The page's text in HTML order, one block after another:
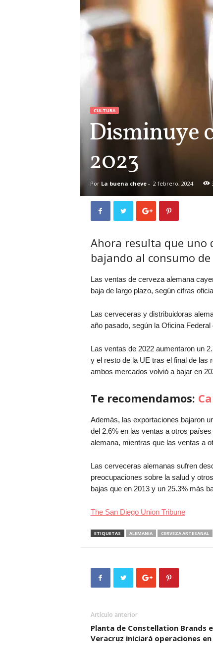
CULTURA
Disminuye
2023
Por La buena cheve- 2 febrero, 2024
Ahora resulta que uno
bajando al consumo
Las ventas de cerveza alemana
baja de largo plazo, según cifras
Las cerveceras y distribuidoras
año pasado, según la Oficina
Las ventas de 2022 aumentaron un
y el resto de la UE tras el final de las
ambos mercados volvió a bajar en
Te recomendamos:
Además, las exportaciones bajaron
del 2.6% en las ventas a otros
alemana, mientras que las ventas a
Las cerveceras alemanas sufren
preocupaciones sobre la salud y
bajas que en 2013 y un 25.3% más
The San Diego Union Tribune
ETIQUETAS ALEMANIA CERVEZA ARTESANAL
Artículo anterior
Planta de Constellation Brands
Veracruz iniciará operaciones en